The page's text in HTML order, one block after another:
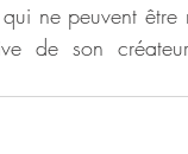
ne peuvent
de son